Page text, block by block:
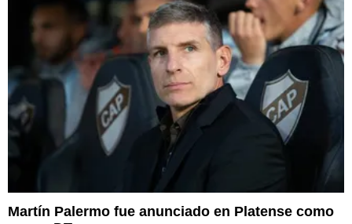
Martín Palermo fue anunciado en Platense como